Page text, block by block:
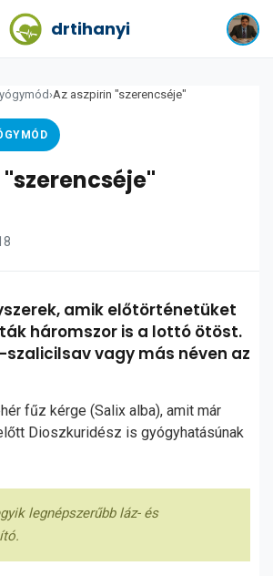
drtihanyi
›Az aszpirin "szerencséje"
amik előtörténetüket
háromszor is a lottó ötöst.
vagy más néven az
fűz kérge (Salix alba), amit már
Dioszkuridész is gyógyhatásúnak
legnépszerűbb láz- és